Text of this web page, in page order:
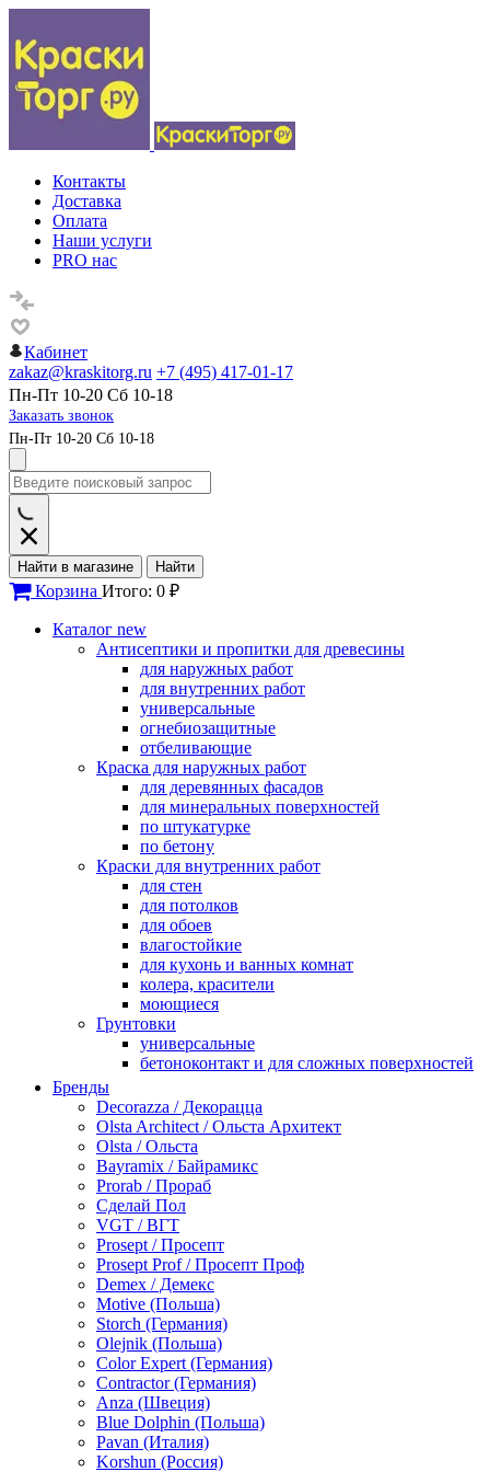
Контакты
Доставка
Оплата
Наши услуги
PRO нас
Кабинет
zakaz@kraskitorg.ru +7 (495) 417-01-17
Пн-Пт 10-20 Сб 10-18
Заказать звонок
Пн-Пт 10-20 Сб 10-18
Найти в магазине Найти
Корзина Итого: 0 ₽
Каталог new
Антисептики и пропитки для древесины
для наружных работ
для внутренних работ
универсальные
огнебиозащитные
отбеливающие
Краска для наружных работ
для деревянных фасадов
для минеральных поверхностей
по штукатурке
по бетону
Краски для внутренних работ
для стен
для потолков
для обоев
влагостойкие
для кухонь и ванных комнат
колера, красители
моющиеся
Грунтовки
универсальные
бетоноконтакт и для сложных поверхностей
по металлу
антикорозийные
под декоративные штукатурки
для гипсокартона
под штукатурку
Герметик
акриловые
силиконовые универсальные, нейтральные
силиконовые санитарные (антигрибковые)
шовные для срубов
для кровли
для каминов
полиуретановые
Декоративные штукатурки и краски
краски для декора, патина
мокрый шелк
венецианские (эффект мрамора)
песок (эффект песчаных вихрей)
декоративная шпаклевка
Бренды
Decorazza / Декорацца
Olsta Architect / Ольста Архитект
Olsta / Ольста
Bayramix / Байрамикс
Prorab / Прораб
Сделай Пол
VGT / ВГТ
Prosept / Просепт
Prosept Prof / Просепт Проф
Demex / Демекс
Motive (Польша)
Storch (Германия)
Olejnik (Польша)
Color Expert (Германия)
Contractor (Германия)
Anza (Швеция)
Blue Dolphin (Польша)
Pavan (Италия)
Korshun (Россия)